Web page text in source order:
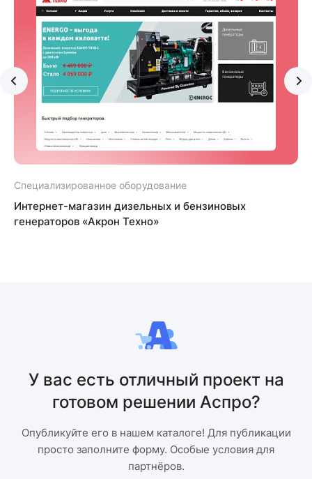
Специализированное оборудование
Интернет-магазин дизельных и бензиновых
генераторов «Акрон Техно»
У вас есть отличный проект на
готовом решении Аспро?
Опубликуйте его в нашем каталоге! Для публикации
просто заполните форму. Особые условия для
партнёров.